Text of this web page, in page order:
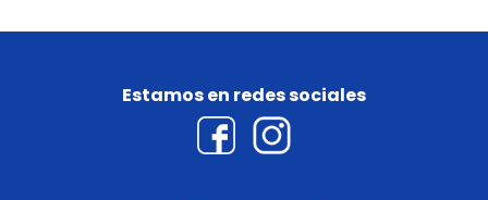
Estamos en redes sociales